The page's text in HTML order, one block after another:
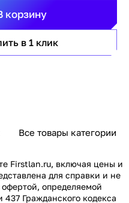
корзину
в 1 клик
Все товары категории
Firstlan.ru, включая цены и
для справки и не
определяемой
Гражданского кодекса